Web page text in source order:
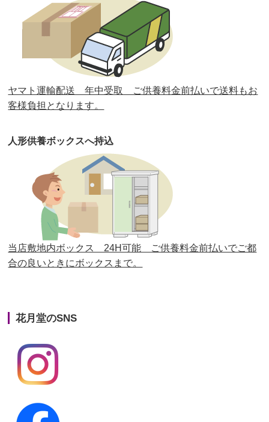
第32回人形供養祭 令和元年6月12日(水)
第31回人形供養祭 平成31年3月13日(水)
第30回人形供養祭平成30年11月28日(水)
第29回人形供養祭平成30年5月23日(水)
第27回人形供養祭平成29年6月14日(水)
第26回人形供養祭平成28年12月15日(木)
第25回人形供養祭 平成28年6月16日(木)
第24回人形供養祭 平成27年11月27日
第23回人形供養祭平成26年12月5日
第22回人形供養祭平成26年4月28日
第20回人形供養祭
第19回人形供養祭
第18回人形供養祭
ヤマト運輸配送 年中受取 ご供養料金前払いで送料もお
客様負担となります。
人形供養ボックスへ持込
当店敷地内ボックス 24H可能 ご供養料金前払いでご都
合の良いときにボックスまで。
花月堂のSNS